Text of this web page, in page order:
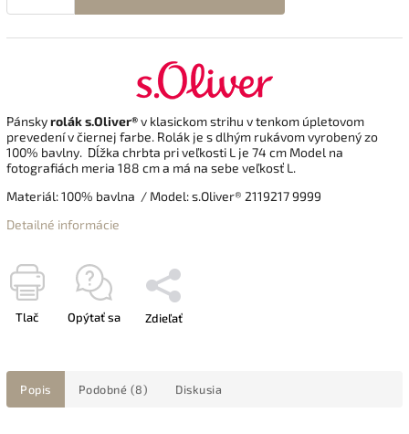
Pánskyrolák s.Oliver®v klasickom strihu v tenkom úpletovom
prevedení v čiernej farbe. Rolák je s dlhým rukávom vyrobený zo
100% bavlny. Dĺžka chrbta pri veľkosti L je 74 cm Model na
fotografiách meria 188 cm a má na sebe veľkosť L.
Materiál: 100% bavlna / Model: s.Oliver® 2119217 9999
Detailné informácie
Tlač Opýtať sa Zdieľať
Popis Podobné (8) Diskusia